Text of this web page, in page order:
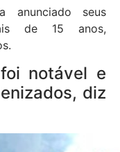
anunciado seus
de 15 anos,
notável e
diz